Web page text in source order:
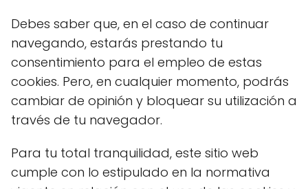
Debes saber que, en el caso de continuar
navegando, estarás prestando tu
consentimiento para el empleo de estas
cookies. Pero, en cualquier momento, podrás
cambiar de opinión y bloquear su utilización a
través de tu navegador.
Para tu total tranquilidad, este sitio web
cumple con lo estipulado en la normativa